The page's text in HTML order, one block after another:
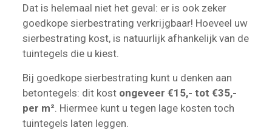
Dat is helemaal niet het geval: er is ook zeker
goedkope sierbestrating verkrijgbaar! Hoeveel uw
sierbestrating kost, is natuurlijk afhankelijk van de
tuintegels die u kiest.
Bij goedkope sierbestrating kunt u denken aan
betontegels: dit kost ongeveer €15,- tot €35,-
per m². Hiermee kunt u tegen lage kosten toch
tuintegels laten leggen.